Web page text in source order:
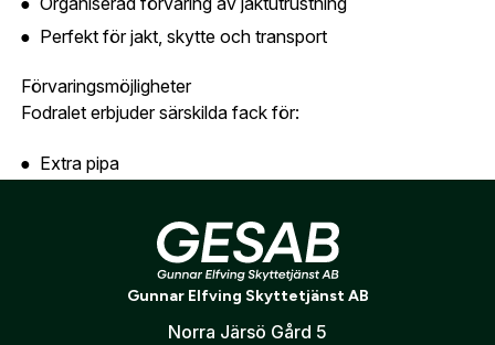
Perfekt för jakt, skytte och transport
Förvaringsmöjligheter
Fodralet erbjuder särskilda fack för:
Extra pipa
Jag godkänner att mina personuppgifter behandlas enligt
GESABspersonuppgiftspolicy.
Skicka
Gunnar Elfving Skyttetjänst AB
Norra Järsö Gård 5